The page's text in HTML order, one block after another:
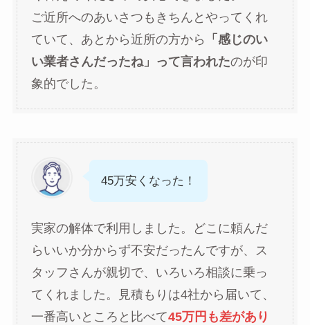
ご近所へのあいさつもきちんとやってくれ
ていて、あとから近所の方から
「感じのい
い業者さんだったね」って言われたのが印
象的でした。
45万安くなった！
実家の解体で利用しました。どこに頼んだ
らいいか分からず不安だったんですが、ス
タッフさんが親切で、いろいろ相談に乗っ
てくれました。見積もりは4社から届いて、
一番高いところと比べて45万円も差があり